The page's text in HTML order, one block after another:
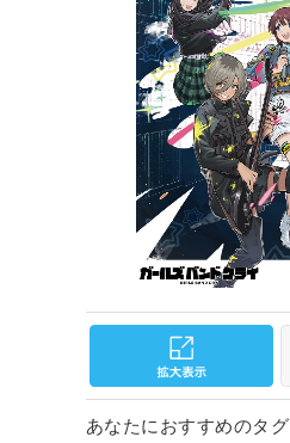
あなたにおすすめのタグ